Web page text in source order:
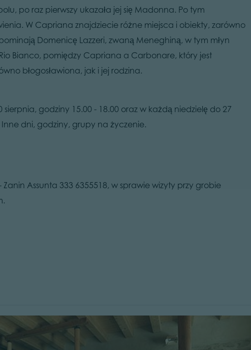
po raz pierwszy ukazała jej się Madonna. Po tym
W Capriana znajdziecie różne miejsca i obiekty, zarówno
Domenicę Lazzeri, zwaną Meneghiną, w tym młyn
Bianco, pomiędzy Capriana a Carbonare, który jest
błogosławiona, jak i jej rodzina.
godziny 15.00 - 18.00 oraz w każdą niedzielę do 27
Inne dni, godziny, grupy na życzenie.
Zanin Assunta 333 6355518, w sprawie wizyty przy grobie